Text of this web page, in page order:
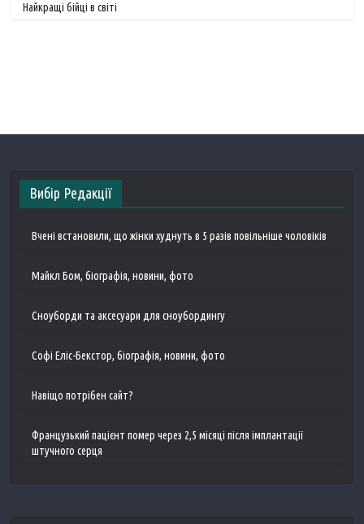
Найкращі бійці в світі
Вибір Редакції
Вчені встановили, що жінки худнуть в 5 разів повільніше чоловіків
Майкл Бом, біографія, новини, фото
Сноуборди та аксесуари для сноубордингу
Софі Еліс-Бекстор, біографія, новини, фото
Навіщо потрібен сайт?
Французький пацієнт помер через 2,5 місяці після імплантації
штучного серця